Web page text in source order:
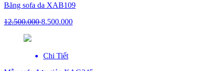
Băng sofa da XAB109
12.500.0008.500.000
Chi Tiết